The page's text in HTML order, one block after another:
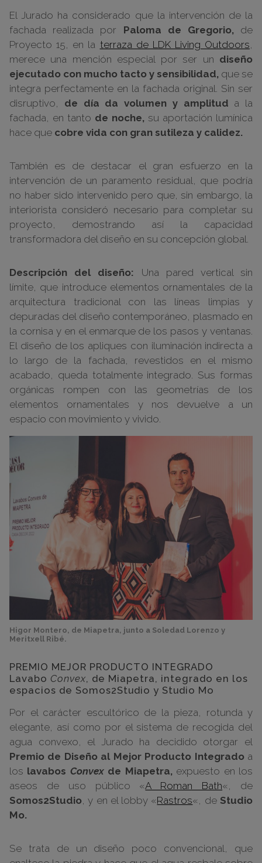
El Jurado ha considerado que la intervención de la
fachada realizada por Paloma de Gregorio,de
Proyecto 15, en la terraza de LDK Living Outdoors,
merece una mención especial por ser un diseño
ejecutado con mucho tacto y sensibilidad, que se
integra perfectamente en la fachada original. Sin ser
disruptivo, de día da volumen y amplitud a la
fachada, en tanto de noche, su aportación lumínica
hace que cobre vida con gran sutileza y calidez.
También es de destacar el gran esfuerzo en la
intervención de un paramento residual, que podría
no haber sido intervenido pero que, sin embargo, la
interiorista consideró necesario para completar su
proyecto, demostrando así la capacidad
transformadora del diseño en su concepción global.
Descripción del diseño:
Una pared vertical sin
límite, que introduce elementos ornamentales de la
arquitectura tradicional con las líneas limpias y
depuradas del diseño contemporáneo, plasmado en
la cornisa y en el enmarque de los pasos y ventanas.
El diseño de los apliques con iluminación indirecta a
lo largo de la fachada, revestidos en el mismo
acabado, queda totalmente integrado. Sus formas
orgánicas rompen con las geometrías de los
elementos ornamentales y nos devuelve a un
espacio con movimiento y vivido.
Higor Montero, de Miapetra, junto a Soledad Lorenzo y
Meritxell Ribé.
PREMIO MEJOR PRODUCTO INTEGRADO
Lavabo Convex, de Miapetra, integrado en los
espacios de Somos2Studio y Studio Mo
Por el carácter escultórico de la pieza, rotunda y
elegante, así como por el sistema de recogida del
agua convexo, el Jurado ha decidido otorgar el
Premio de Diseño al Mejor Producto Integradoa
los lavabos Convexde Miapetra,expuesto en los
aseos de uso público «A Roman Bath«, de
Somos2Studio, y en el lobby «Rastros«, de Studio
Mo.
Se trata de un diseño poco convencional, que